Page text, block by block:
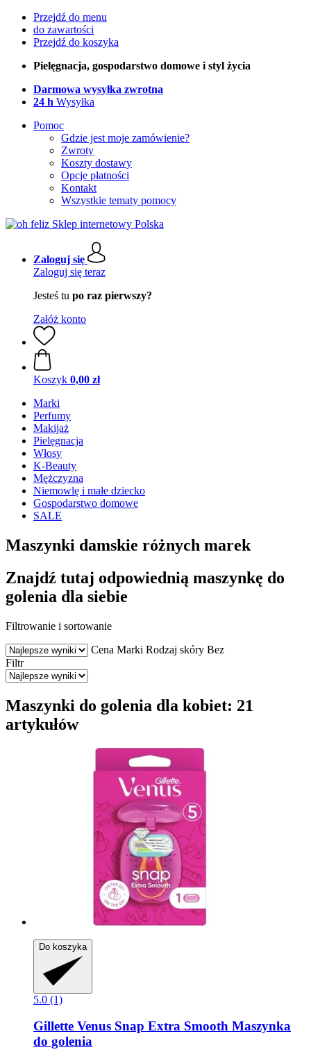
Przejdź do menu
do zawartości
Przejdź do koszyka
Pielęgnacja, gospodarstwo domowe i styl życia
Darmowa wysyłka zwrotna
24 h Wysyłka
Pomoc
Gdzie jest moje zamówienie?
Zwroty
Koszty dostawy
Opcje płatności
Kontakt
Wszystkie tematy pomocy
Zaloguj się
Zaloguj się teraz
Jesteś tu po raz pierwszy?
Załóż konto
Koszyk 0,00 zł
Marki
Perfumy
Makijaż
Pielęgnacja
Włosy
K-Beauty
Mężczyzna
Niemowlę i małe dziecko
Gospodarstwo domowe
SALE
Maszynki damskie różnych marek
Znajdź tutaj odpowiednią maszynkę do
golenia dla siebie
Filtrowanie i sortowanie
Cena Marki Rodzaj skóry Bez
Filtr
Maszynki do golenia dla kobiet: 21
artykułów
Do koszyka
5.0 (1)
Gillette Venus Snap Extra Smooth Maszynka
do golenia